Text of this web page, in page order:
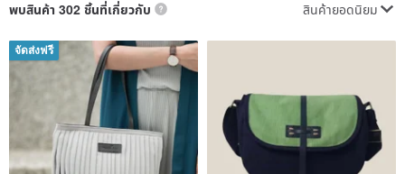
พบสินค้า 302 ชิ้นที่เกี่ยวกับ สินค้ายอดนิยม
จัดส่งฟรี